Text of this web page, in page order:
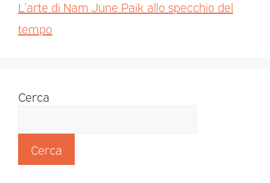
L’arte di Nam June Paik allo specchio del
tempo
Cerca
Cerca